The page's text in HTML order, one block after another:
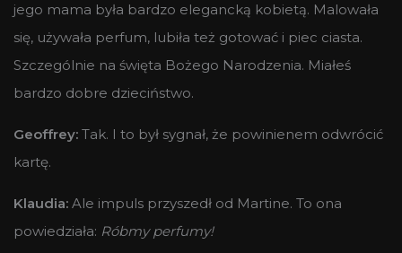
jego mama była bardzo elegancką kobietą. Malowała
się, używała perfum, lubiła też gotować i piec ciasta.
Szczególnie na święta Bożego Narodzenia. Miałeś
bardzo dobre dzieciństwo.
Geoffrey: Tak. I to był sygnał, że powinienem odwrócić
kartę.
Klaudia: Ale impuls przyszedł od Martine. To ona
powiedziała: Róbmy perfumy!